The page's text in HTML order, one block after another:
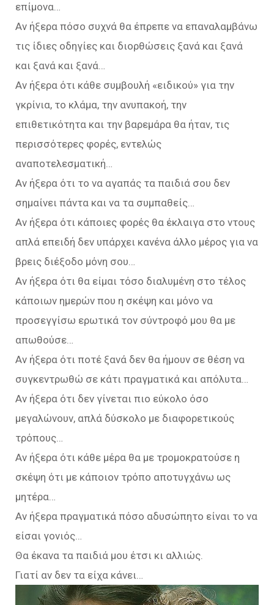
επίμονα…
Αν ήξερα πόσο συχνά θα έπρεπε να επαναλαμβάνω
τις ίδιες οδηγίες και διορθώσεις ξανά και ξανά
και ξανά και ξανά…
Αν ήξερα ότι κάθε συμβουλή «ειδικού» για την
γκρίνια, το κλάμα, την ανυπακοή, την
επιθετικότητα και την βαρεμάρα θα ήταν, τις
περισσότερες φορές, εντελώς
αναποτελεσματική…
Αν ήξερα ότι το να αγαπάς τα παιδιά σου δεν
σημαίνει πάντα και να τα συμπαθείς…
Αν ήξερα ότι κάποιες φορές θα έκλαιγα στο ντους
απλά επειδή δεν υπάρχει κανένα άλλο μέρος για να
βρεις διέξοδο μόνη σου…
Αν ήξερα ότι θα είμαι τόσο διαλυμένη στο τέλος
κάποιων ημερών που η σκέψη και μόνο να
προσεγγίσω ερωτικά τον σύντροφό μου θα με
απωθούσε…
Αν ήξερα ότι ποτέ ξανά δεν θα ήμουν σε θέση να
συγκεντρωθώ σε κάτι πραγματικά και απόλυτα…
Αν ήξερα ότι δεν γίνεται πιο εύκολο όσο
μεγαλώνουν, απλά δύσκολο με διαφορετικούς
τρόπους…
Αν ήξερα ότι κάθε μέρα θα με τρομοκρατούσε η
σκέψη ότι με κάποιον τρόπο αποτυγχάνω ως
μητέρα…
Αν ήξερα πραγματικά πόσο αδυσώπητο είναι το να
είσαι γονιός…
Θα έκανα τα παιδιά μου έτσι κι αλλιώς.
Γιατί αν δεν τα είχα κάνει…